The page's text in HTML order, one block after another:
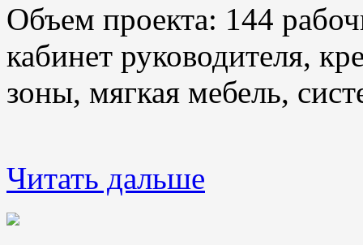
Объем проекта: 144
кабинет руководителя,
зоны, мягкая мебель,
Читать дальше